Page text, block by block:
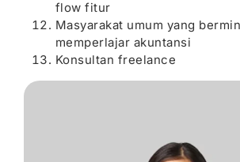
flow fitur
Masyarakat umum yang
memperlajar akuntansi
Konsultan freelance